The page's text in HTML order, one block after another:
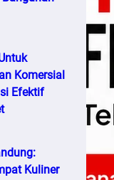
Komersial
Efektif
Kuliner